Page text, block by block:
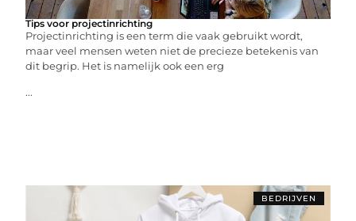
Tips voor projectinrichting
Projectinrichting is een term die vaak gebruikt wordt,
maar veel mensen weten niet de precieze betekenis van
dit begrip. Het is namelijk ook een erg
...
BEDRIJVEN